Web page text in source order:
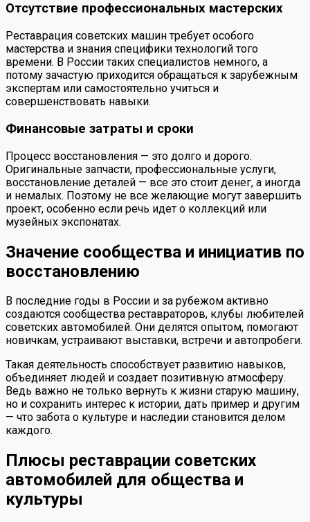
Отсутствие профессиональных мастерских
Реставрация советских машин требует особого
мастерства и знания специфики технологий того
времени. В России таких специалистов немного, а
потому зачастую приходится обращаться к зарубежным
экспертам или самостоятельно учиться и
совершенствовать навыки.
Финансовые затраты и сроки
Процесс восстановления — это долго и дорого.
Оригинальные запчасти, профессиональные услуги,
восстановление деталей — все это стоит денег, а иногда
и немалых. Поэтому не все желающие могут завершить
проект, особенно если речь идет о коллекций или
музейных экспонатах.
Значение сообщества и инициатив по
восстановлению
В последние годы в России и за рубежом активно
создаются сообщества реставраторов, клубы любителей
советских автомобилей. Они делятся опытом, помогают
новичкам, устраивают выставки, встречи и автопробеги.
Такая деятельность способствует развитию навыков,
объединяет людей и создает позитивную атмосферу.
Ведь важно не только вернуть к жизни старую машину,
но и сохранить интерес к истории, дать пример и другим
— что забота о культуре и наследии становится делом
каждого.
Плюсы реставрации советских
автомобилей для общества и
культуры